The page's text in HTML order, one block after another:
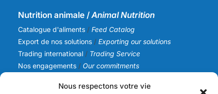
Nous respectons votre vie
Nutrition animale / Animal Nutrition
Catalogue d'aliments /Feed Catalog
Export de nos solutions /Exporting our solutions
Trading international / Trading Service
Nos engagements / Our commitments